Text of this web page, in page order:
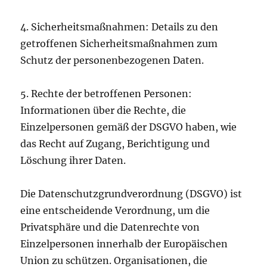
4. Sicherheitsmaßnahmen: Details zu den
getroffenen Sicherheitsmaßnahmen zum
Schutz der personenbezogenen Daten.
5. Rechte der betroffenen Personen:
Informationen über die Rechte, die
Einzelpersonen gemäß der DSGVO haben, wie
das Recht auf Zugang, Berichtigung und
Löschung ihrer Daten.
Die Datenschutzgrundverordnung (DSGVO) ist
eine entscheidende Verordnung, um die
Privatsphäre und die Datenrechte von
Einzelpersonen innerhalb der Europäischen
Union zu schützen. Organisationen, die